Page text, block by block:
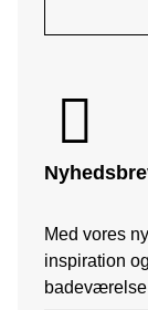
Med vores
inspiration